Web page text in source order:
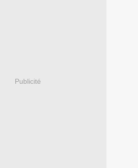
Publicité